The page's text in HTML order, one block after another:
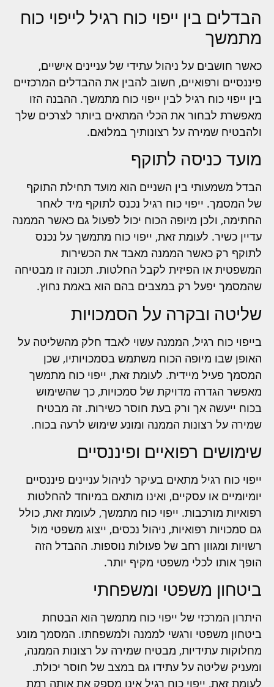
הבדלים בין ייפוי כוח רגיל לייפוי כוח
מתמשך
כאשר חושבים על ניהול עתידי של עניינים אישיים,
פיננסיים ורפואיים, חשוב להבין את ההבדלים המרכזיים
בין ייפוי כוח רגיל לבין ייפוי כוח מתמשך. ההבנה הזו
מאפשרת לבחור את הכלי המתאים ביותר לצרכים שלך
ולהבטיח שמירה על רצונותיך במלואם.
מועד כניסה לתוקף
הבדל משמעותי בין השניים הוא מועד תחילת התוקף
של המסמך. ייפוי כוח רגיל נכנס לתוקף מיד לאחר
החתימה, ולכן מיופה הכוח יכול לפעול גם כאשר הממנה
עדיין כשיר. לעומת זאת, ייפוי כוח מתמשך על נכנס
לתוקף רק כאשר הממנה מאבד את הכשירות
המשפטית או הפיזית לקבל החלטות. תכונה זו מבטיחה
שהמסמך יפעל רק במצבים בהם הוא באמת נחוץ.
שליטה ובקרה על הסמכויות
בייפוי כוח רגיל, הממנה עשוי לאבד חלק מהשליטה על
האופן שבו מיופה הכוח משתמש בסמכויותיו, שכן
המסמך פעיל מיידית. לעומת זאת, ייפוי כוח מתמשך
מאפשר הגדרה מדויקת של סמכויות, כך שהשימוש
בכוח ייעשה אך ורק בעת חוסר כשירות. זה מבטיח
שמירה על רצונות הממנה ומונע שימוש לרעה בכוח.
שימושים רפואיים ופיננסיים
ייפוי כוח רגיל מתאים בעיקר לניהול עניינים פיננסיים
יומיומיים או עסקיים, ואינו מותאם במיוחד להחלטות
רפואיות מורכבות. ייפוי כוח מתמשך, לעומת זאת, כולל
גם סמכויות רפואיות, ניהול נכסים, ייצוג משפטי מול
רשויות ומגוון רחב של פעולות נוספות. ההבדל הזה
הופך אותו לכלי משפטי מקיף יותר.
ביטחון משפטי ומשפחתי
היתרון המרכזי של ייפוי כוח מתמשך הוא הבטחת
ביטחון משפטי ורגשי לממנה ולמשפחתו. המסמך מונע
מחלוקות עתידיות, מבטיח שמירה על רצונות הממנה,
ומעניק שליטה על עתידו גם במצב של חוסר יכולת.
לעומת זאת, ייפוי כוח רגיל אינו מספק את אותה רמת